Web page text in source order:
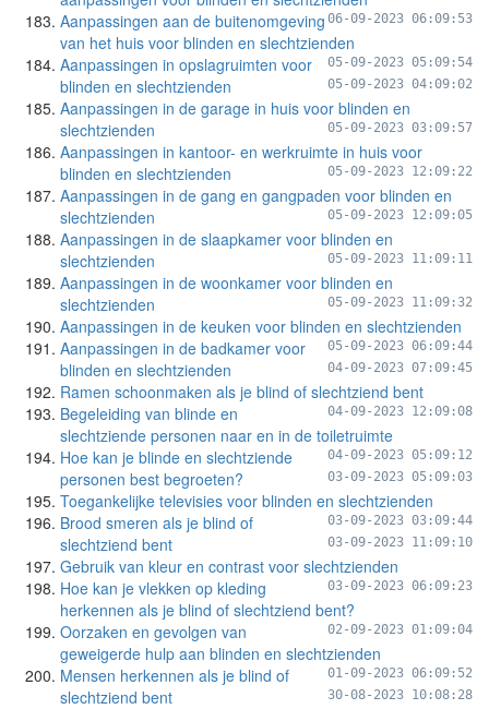
06-09-2023 06:09:53
Aanpassingen aan de buitenomgeving
van het huis voor blinden en slechtzienden
05-09-2023 05:09:54
Aanpassingen in opslagruimten voor
blinden en slechtzienden
05-09-2023 04:09:02
Aanpassingen in de garage in huis voor blinden en
slechtzienden
05-09-2023 03:09:57
Aanpassingen in kantoor- en werkruimte in huis voor
blinden en slechtzienden
05-09-2023 12:09:22
Aanpassingen in de gang en gangpaden voor blinden en
slechtzienden
05-09-2023 12:09:05
Aanpassingen in de slaapkamer voor blinden en
slechtzienden
05-09-2023 11:09:11
Aanpassingen in de woonkamer voor blinden en
slechtzienden
05-09-2023 11:09:32
Aanpassingen in de keuken voor blinden en slechtzienden
05-09-2023 06:09:44
Aanpassingen in de badkamer voor
blinden en slechtzienden
04-09-2023 07:09:45
Ramen schoonmaken als je blind of slechtziend bent
04-09-2023 12:09:08
Begeleiding van blinde en
slechtziende personen naar en in de toiletruimte
04-09-2023 05:09:12
Hoe kan je blinde en slechtziende
personen best begroeten?
03-09-2023 05:09:03
Toegankelijke televisies voor blinden en slechtzienden
03-09-2023 03:09:44
Brood smeren als je blind of
slechtziend bent
03-09-2023 11:09:10
Gebruik van kleur en contrast voor slechtzienden
03-09-2023 06:09:23
Hoe kan je vlekken op kleding
herkennen als je blind of slechtziend bent?
02-09-2023 01:09:04
Oorzaken en gevolgen van
geweigerde hulp aan blinden en slechtzienden
01-09-2023 06:09:52
Mensen herkennen als je blind of
slechtziend bent
30-08-2023 10:08:28